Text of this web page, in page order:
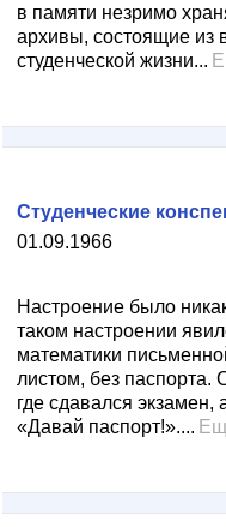
в памяти незримо
архивы, состоящие из
студенческой жизни...
01.09.1966
Студенческие
Настроение было
таком настроении
математики
листом, без паспорта.
где сдавался
«Давай паспорт!»....